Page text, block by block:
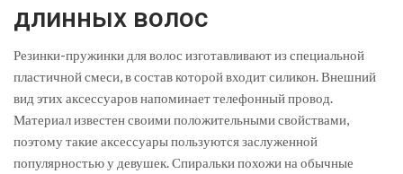
длинных волос
Резинки-пружинки для волос изготавливают из специальной
пластичной смеси, в состав которой входит силикон. Внешний
вид этих аксессуаров напоминает телефонный провод.
Материал известен своими положительными свойствами,
поэтому такие аксессуары пользуются заслуженной
популярностью у девушек. Спиральки похожи на обычные